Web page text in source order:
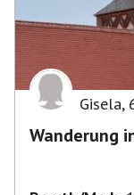
Gisela,
Wanderung